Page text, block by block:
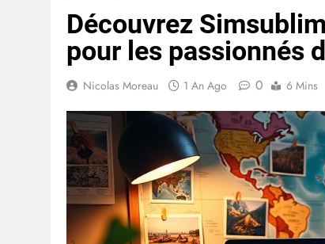
Découvrez
pour les passionnés
Nicolas Moreau 1 An Ago 0 6 Mins